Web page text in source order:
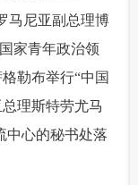
马尼亚副总理博
家青年政治领
勒布举行“中国
理斯特劳尤马
中心的秘书处落